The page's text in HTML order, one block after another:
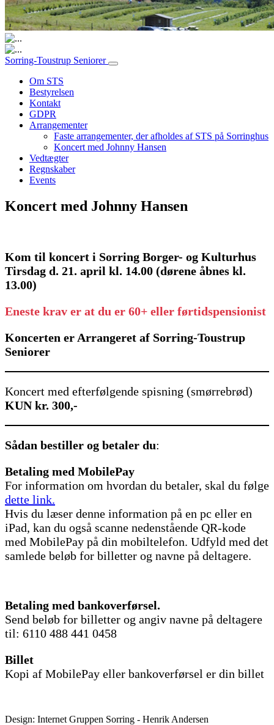
Hovednavigation
Sorring-Toustrup Seniorer
Om STS
Bestyrelsen
Kontakt
GDPR
Arrangementer
Faste arrangementer, der afholdes af STS på Sorringhus
Koncert med Johnny Hansen
Vedtægter
Regnskaber
Events
Koncert med Johnny Hansen
Kom til koncert i Sorring Borger- og Kulturhus
Tirsdag d. 21. april kl. 14.00 (dørene åbnes kl.
13.00)
Eneste krav er at du er 60+ eller førtidspensionist
Koncerten er Arrangeret af Sorring-Toustrup
Seniorer
Koncert med efterfølgende spisning (smørrebrød)
KUN kr. 300,-
Sådan bestiller og betaler du:
Betaling med MobilePay
For information om hvordan du betaler, skal du følge
dette link.
Hvis du læser denne information på en pc eller en
iPad, kan du også scanne nedenstående QR-kode
med MobilePay på din mobiltelefon. Udfyld med det
samlede beløb for billetter og navne på deltagere.
Betaling med bankoverførsel.
Send beløb for billetter og angiv navne på deltagere
til: 6110 488 441 0458
Billet
Kopi af MobilePay eller bankoverførsel er din billet
Design: Internet Gruppen Sorring - Henrik Andersen